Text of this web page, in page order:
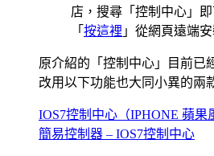
店，搜尋「控制中心」
「 按這裡 」從網頁遠端安
原介紹的「控制中心」目前已
改用以下功能也大同小異的兩
IOS7控制中心（IPHONE 蘋果
簡易控制器 – IOS7控制中心